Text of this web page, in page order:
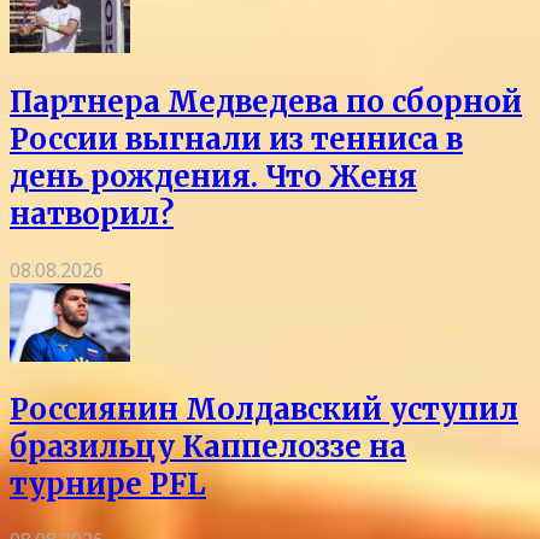
Партнера Медведева по сборной
России выгнали из тенниса в
день рождения. Что Женя
натворил?
08.08.2026
Россиянин Молдавский уступил
бразильцу Каппелоззе на
турнире PFL